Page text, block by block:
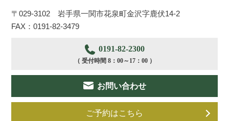
〒029-3102 岩手県一関市花泉町金沢字鹿伏14-2
FAX：0191-82-3479
0191-82-2300
（ 受付時間 8：00～17：00 ）
お問い合わせ
ご予約はこちら